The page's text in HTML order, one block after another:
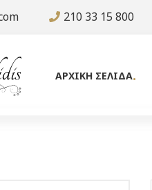
210 33 15 800
ΑΡΧΙΚΗ ΣΕΛΙΔΑ